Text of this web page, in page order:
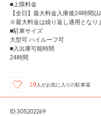
■上限料金
【全日】最大料金入庫後24時間以
※最大料金は繰り返し適用となり
■駐車サイズ
大型可 ハイルーフ可
■入出庫可能時間
24時間
10人がお気に入りの駐車場
ID:305202269